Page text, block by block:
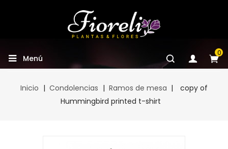
0
Menú
Inicio Condolencias Ramos de mesa
copy of
Hummingbird printed t-shirt